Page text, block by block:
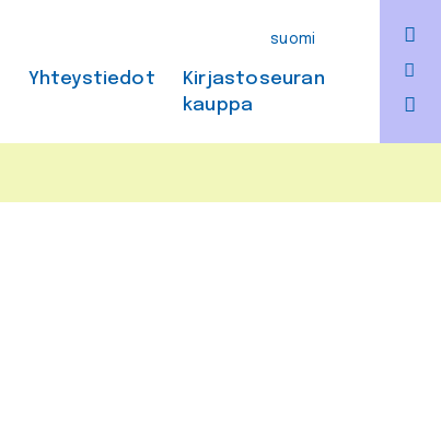
suomi
Yhteystiedot
Kirjastoseuran
kauppa